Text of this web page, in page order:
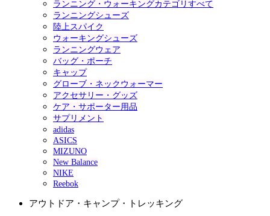
ランニング・ウォーキングカテゴリすべて
ランニングシューズ
陸上スパイク
ウォーキングシューズ
ランニングウェア
バッグ・ポーチ
キャップ
グローブ・ネックウォーマー
アクセサリー・グッズ
ケア・サポーター用品
サプリメント
adidas
ASICS
MIZUNO
New Balance
NIKE
Reebok
アウトドア・キャンプ・トレッキング